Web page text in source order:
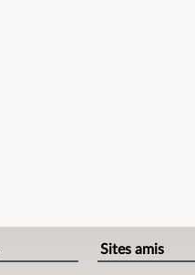
Sites amis